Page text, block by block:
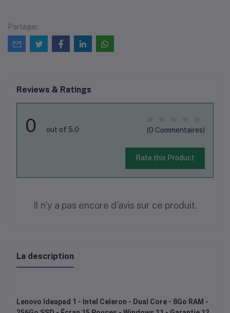
Partager
Reviews & Ratings
0 out of 5.0 (0 Commentaires)
Rate this Product
Il n'y a pas encore d'avis sur ce produit.
La description
Lenovo Ideapad 1 - Intel Celeron - Dual Core - 8Go RAM -